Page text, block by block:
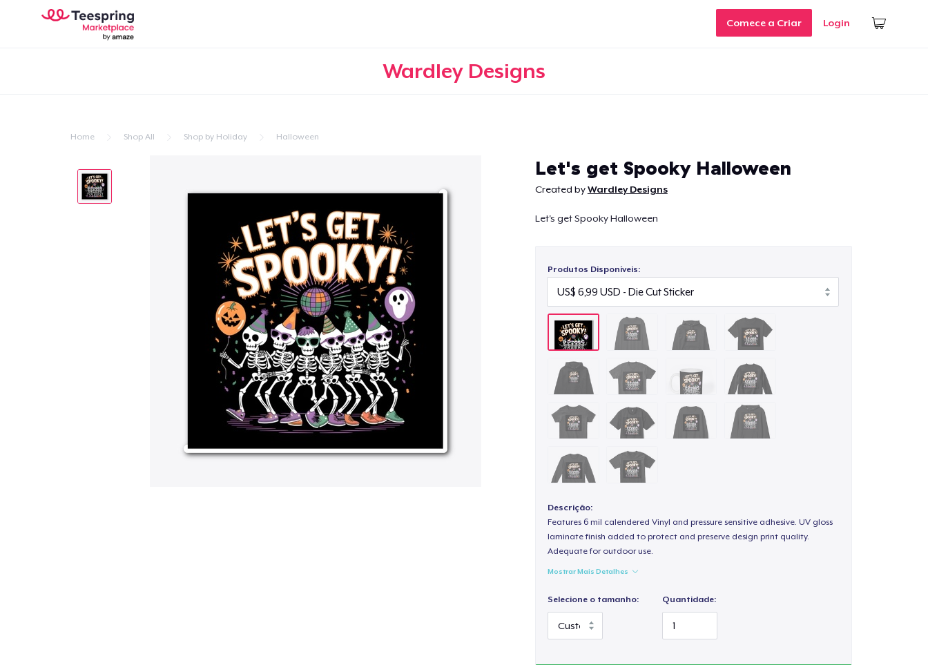
Comece a Criar Login
Wardley Designs
Home Shop All Shop by Holiday Halloween
Let's get Spooky Halloween
Created byWardley Designs
Let's get Spooky Halloween
Produtos Disponíveis:
Descrição:
Features 6 mil calendered Vinyl and pressure sensitive adhesive. UV gloss
laminate finish added to protect and preserve design print quality.
Adequate for outdoor use.
Mostrar Mais Detalhes
Selecione o tamanho: Quantidade: